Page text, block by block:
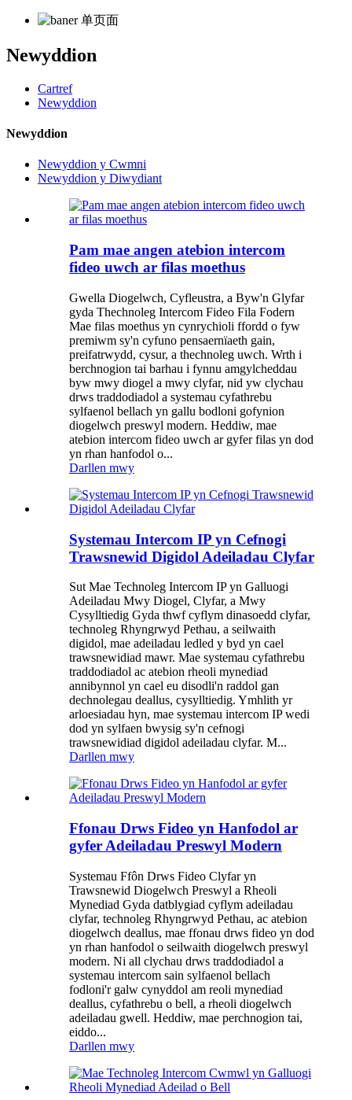
Newyddion
Cartref
Newyddion
Newyddion
Newyddion y Cwmni
Newyddion y Diwydiant
Pam mae angen atebion intercom
fideo uwch ar filas moethus
Gwella Diogelwch, Cyfleustra, a Byw'n Glyfar
gyda Thechnoleg Intercom Fideo Fila Fodern
Mae filas moethus yn cynrychioli ffordd o fyw
premiwm sy'n cyfuno pensaernïaeth gain,
preifatrwydd, cysur, a thechnoleg uwch. Wrth i
berchnogion tai barhau i fynnu amgylcheddau
byw mwy diogel a mwy clyfar, nid yw clychau
drws traddodiadol a systemau cyfathrebu
sylfaenol bellach yn gallu bodloni gofynion
diogelwch preswyl modern. Heddiw, mae
atebion intercom fideo uwch ar gyfer filas yn dod
yn rhan hanfodol o...
Darllen mwy
Systemau Intercom IP yn Cefnogi
Trawsnewid Digidol Adeiladau Clyfar
Sut Mae Technoleg Intercom IP yn Galluogi
Adeiladau Mwy Diogel, Clyfar, a Mwy
Cysylltiedig Gyda thwf cyflym dinasoedd clyfar,
technoleg Rhyngrwyd Pethau, a seilwaith
digidol, mae adeiladau ledled y byd yn cael
trawsnewidiad mawr. Mae systemau cyfathrebu
traddodiadol ac atebion rheoli mynediad
annibynnol yn cael eu disodli'n raddol gan
dechnolegau deallus, cysylltiedig. Ymhlith yr
arloesiadau hyn, mae systemau intercom IP wedi
dod yn sylfaen bwysig sy'n cefnogi
trawsnewidiad digidol adeiladau clyfar. M...
Darllen mwy
Ffonau Drws Fideo yn Hanfodol ar
gyfer Adeiladau Preswyl Modern
Systemau Ffôn Drws Fideo Clyfar yn
Trawsnewid Diogelwch Preswyl a Rheoli
Mynediad Gyda datblygiad cyflym adeiladau
clyfar, technoleg Rhyngrwyd Pethau, ac atebion
diogelwch deallus, mae ffonau drws fideo yn dod
yn rhan hanfodol o seilwaith diogelwch preswyl
modern. Ni all clychau drws traddodiadol a
systemau intercom sain sylfaenol bellach
fodloni'r galw cynyddol am reoli mynediad
deallus, cyfathrebu o bell, a rheoli diogelwch
adeiladau gwell. Heddiw, mae perchnogion tai,
eiddo...
Darllen mwy